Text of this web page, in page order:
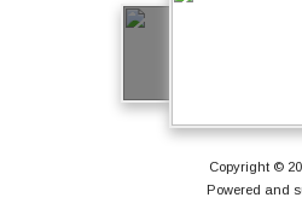
Copyright ©
Powered and